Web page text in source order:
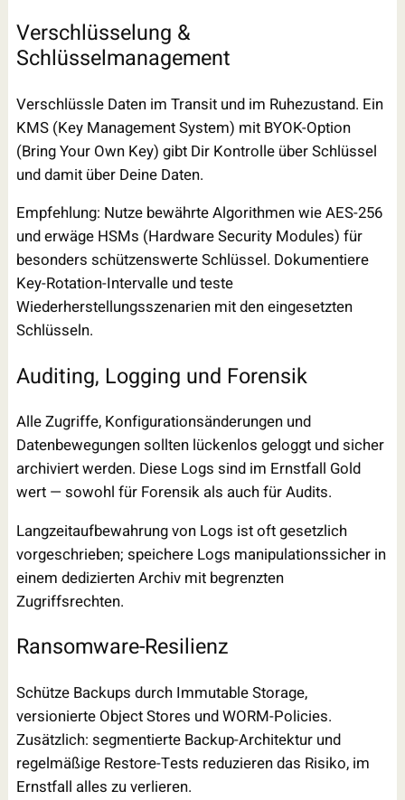
Verschlüsselung &
Schlüsselmanagement
Verschlüssle Daten im Transit und im Ruhezustand. Ein
KMS (Key Management System) mit BYOK-Option
(Bring Your Own Key) gibt Dir Kontrolle über Schlüssel
und damit über Deine Daten.
Empfehlung: Nutze bewährte Algorithmen wie AES-256
und erwäge HSMs (Hardware Security Modules) für
besonders schützenswerte Schlüssel. Dokumentiere
Key-Rotation-Intervalle und teste
Wiederherstellungsszenarien mit den eingesetzten
Schlüsseln.
Auditing, Logging und Forensik
Alle Zugriffe, Konfigurationsänderungen und
Datenbewegungen sollten lückenlos geloggt und sicher
archiviert werden. Diese Logs sind im Ernstfall Gold
wert — sowohl für Forensik als auch für Audits.
Langzeitaufbewahrung von Logs ist oft gesetzlich
vorgeschrieben; speichere Logs manipulationssicher in
einem dedizierten Archiv mit begrenzten
Zugriffsrechten.
Ransomware-Resilienz
Schütze Backups durch Immutable Storage,
versionierte Object Stores und WORM-Policies.
Zusätzlich: segmentierte Backup-Architektur und
regelmäßige Restore-Tests reduzieren das Risiko, im
Ernstfall alles zu verlieren.